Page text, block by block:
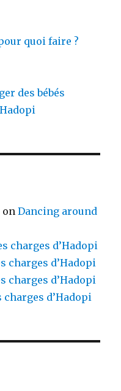
quoi faire ?
des bébés
onDancing around
charges d’Hadopi
charges d’Hadopi
charges d’Hadopi
charges d’Hadopi